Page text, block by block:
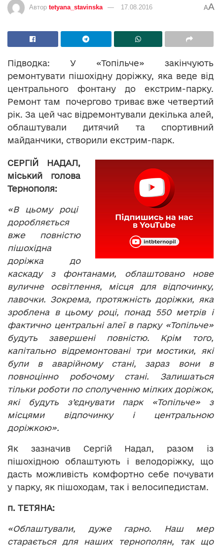
Автор tetyana_stavinska 17.08.2016 AA
Підводка: У «Топільче» закінчують
ремонтувати пішохідну доріжку, яка веде від
центрального фонтану до екстрим-парку.
Ремонт там почергово триває вже четвертий
рік. За цей час відремонтували декілька алей,
облаштували дитячий та спортивний
майданчики, створили екстрим-парк.
СЕРГІЙ НАДАЛ,
міський голова
Тернополя:
«В цьому році
доробляється
вже повністю
пішохідна
доріжка до
каскаду з фонтанами, облаштовано нове
вуличне освітлення, місця для відпочинку,
лавочки. Зокрема, протяжність доріжки, яка
зроблена в цьому році, понад 550 метрів і
фактично центральні алеї в парку «Топільче»
будуть завершені повністю. Крім того,
капітально відремонтовані три мостики, які
були в аварійному стані, зараз вони в
повноцінно робочому стані. Залишаться
тільки роботи по сполученню мілких доріжок,
які будуть з’єднувати парк «Топільче» з
місцями відпочинку і центральною
доріжкою».
Як зазначив Сергій Надал, разом із
пішохідною облаштують і велодоріжку, що
дасть можливість комфортно себе почувати
у парку, як пішоходам, так і велосипедистам.
п. ТЕТЯНА:
«Облаштували, дуже гарно. Наш мер
старається для наших тернополян, так що